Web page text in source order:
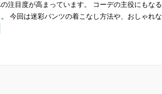
注目度が高まっています。
コーデの主役にもなる
今回は迷彩パンツの着こなし方法や、おしゃれな